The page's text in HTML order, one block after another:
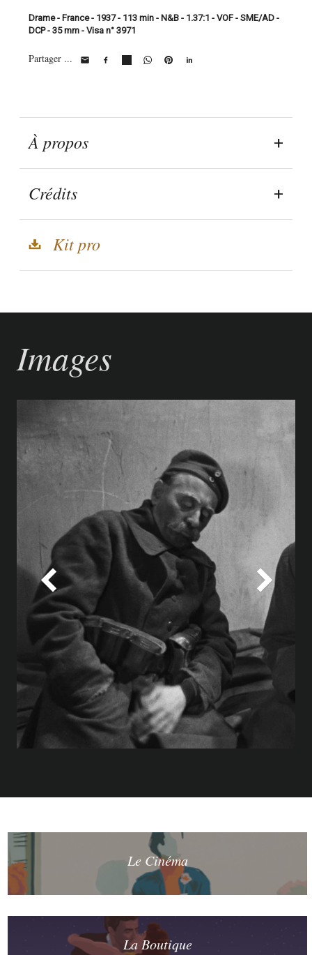
Drame - France - 1937 - 113 min - N&B - 1.37:1 - VOF - SME/AD -
DCP - 35 mm - Visa n° 3971
Partager ...
À propos
Crédits
Kit pro
Images
Le Cinéma
La Boutique